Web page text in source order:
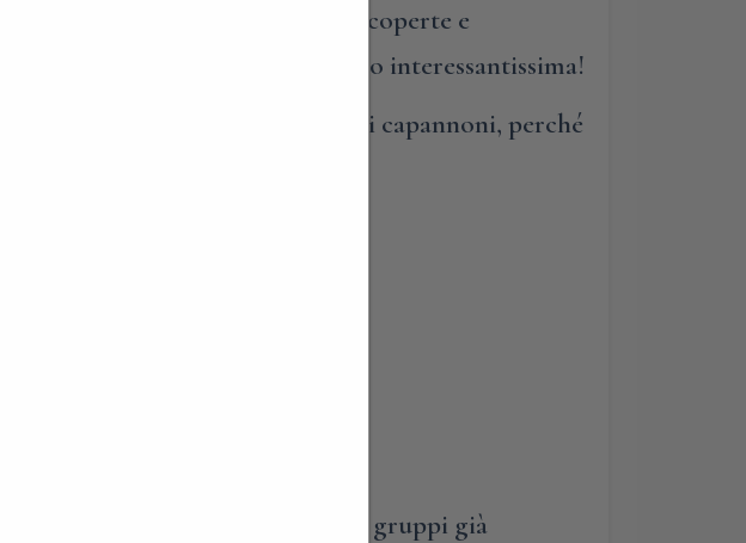
XX secolo, per la produzione di coperte e
affascinante storia…altrettanto interessantissima!
tessili e all’interno di storici capannoni, perché
4 ad Oggiono (LC)
disponibilità della struttura, per gruppi già